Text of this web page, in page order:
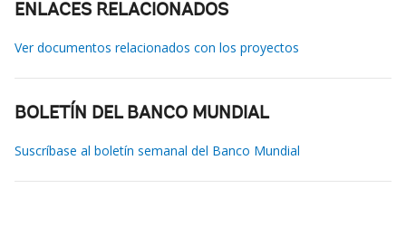
ENLACES RELACIONADOS
Ver documentos relacionados con los proyectos
BOLETÍN DEL BANCO MUNDIAL
Suscríbase al boletín semanal del Banco Mundial